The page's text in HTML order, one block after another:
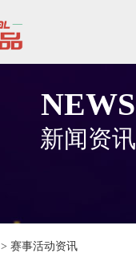
NEWS
新闻资讯
>赛事活动资讯